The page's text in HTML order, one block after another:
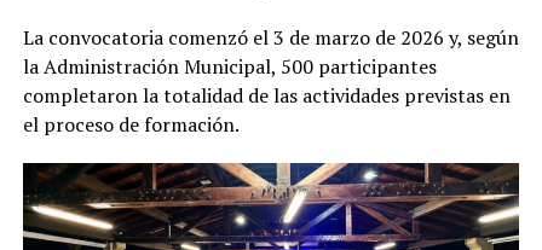
La convocatoria comenzó el 3 de marzo de 2026 y, según
la Administración Municipal, 500 participantes
completaron la totalidad de las actividades previstas en
el proceso de formación.